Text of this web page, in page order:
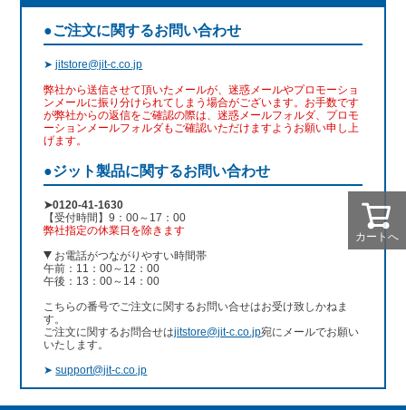
カートへ
●ご注文に関するお問い合わせ
➤jitstore@jit-c.co.jp
弊社から送信させて頂いたメールが、迷惑メールやプロモーショ
ンメールに振り分けられてしまう場合がございます。お手数です
が弊社からの返信をご確認の際は、迷惑メールフォルダ、プロモ
ーションメールフォルダもご確認いただけますようお願い申し上
げます。
●ジット製品に関するお問い合わせ
➤0120-41-1630
【受付時間】9：00～17：00
弊社指定の休業日を除きます
お電話がつながりやすい時間帯
午前：11：00～12：00
午後：13：00～14：00
こちらの番号でご注文に関するお問い合せはお受け致しかねま
す。
ご注文に関するお問合せはjitstore@jit-c.co.jp宛にメールでお願い
いたします。
➤support@jit-c.co.jp